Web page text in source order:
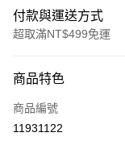
付款與運送方式
超取滿NT$499免運
信用卡一次付款
超商取貨付款
商品特色
商品編號
11931122